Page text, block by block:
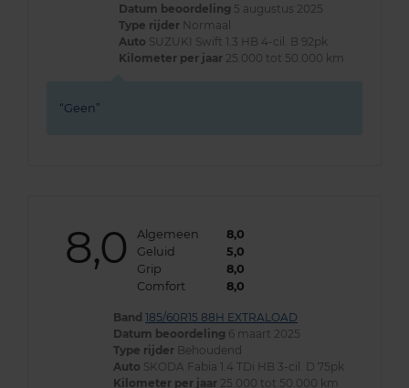
Datum beoordeling 5 augustus 2025
Type rijder Normaal
Auto SUZUKI Swift 1.3 HB 4-cil. B 92pk
Kilometer per jaar 25.000 tot 50.000 km
Geen
8,0 Algemeen
8,0
Geluid
5,0
Grip
8,0
Comfort
8,0
Band 185/60R15 88H EXTRALOAD
Datum beoordeling 6 maart 2025
Type rijder Behoudend
Auto SKODA Fabia 1.4 TDi HB 3-cil. D 75pk
Kilometer per jaar 25.000 tot 50.000 km